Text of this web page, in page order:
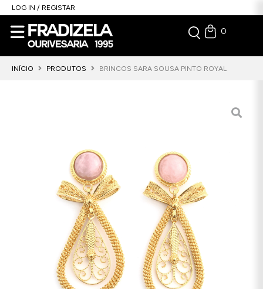
LOG IN / REGISTAR
0
INÍCIO PRODUTOS BRINCOS SARA SOUSA PINTO ROYAL